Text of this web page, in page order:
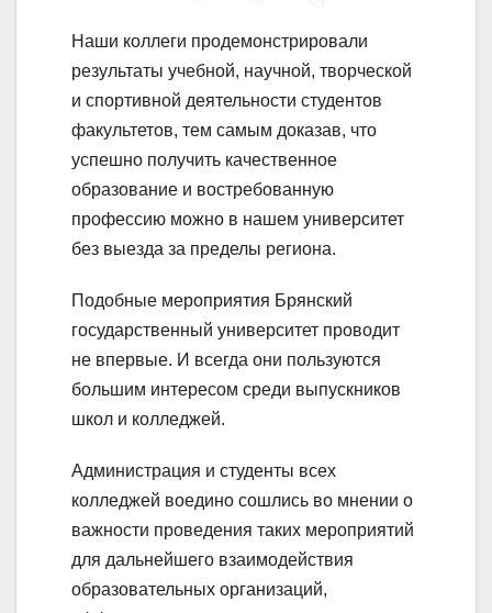
Наши коллеги продемонстрировали
результаты учебной, научной, творческой
и спортивной деятельности студентов
факультетов, тем самым доказав, что
успешно получить качественное
образование и востребованную
профессию можно в нашем университет
без выезда за пределы региона.
Подобные мероприятия Брянский
государственный университет проводит
не впервые. И всегда они пользуются
большим интересом среди выпускников
школ и колледжей.
Администрация и студенты всех
колледжей воедино сошлись во мнении о
важности проведения таких мероприятий
для дальнейшего взаимодействия
образовательных организаций,